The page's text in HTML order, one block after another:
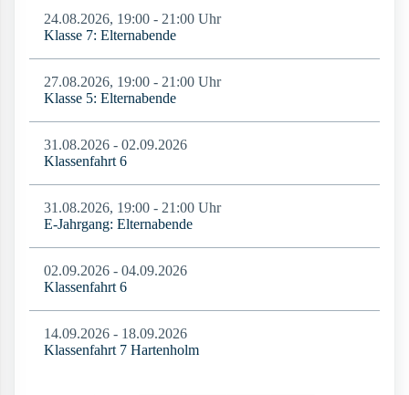
24.08.2026, 19:00 - 21:00 Uhr
Klasse 7: Elternabende
27.08.2026, 19:00 - 21:00 Uhr
Klasse 5: Elternabende
31.08.2026 - 02.09.2026
Klassenfahrt 6
31.08.2026, 19:00 - 21:00 Uhr
E-Jahrgang: Elternabende
02.09.2026 - 04.09.2026
Klassenfahrt 6
14.09.2026 - 18.09.2026
Klassenfahrt 7 Hartenholm